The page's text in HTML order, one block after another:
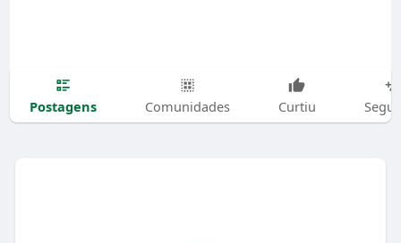
Postagens Comunidades Curtiu